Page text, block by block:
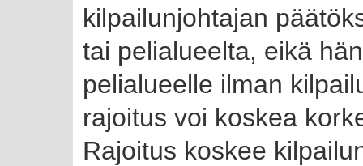
kilpailunjohtajan
tai pelialueelta, eikä
pelialueelle ilman
rajoitus voi koskea
Rajoitus koskee